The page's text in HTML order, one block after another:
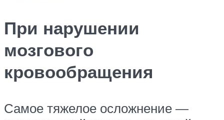
При нарушении
мозгового
кровообращения
Самое тяжелое осложнение —